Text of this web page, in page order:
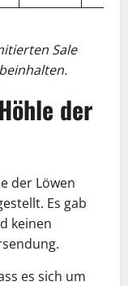
Sale
der
der Löwen
Es gab
keinen
es sich um